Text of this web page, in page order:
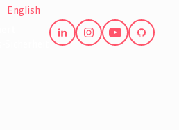
English